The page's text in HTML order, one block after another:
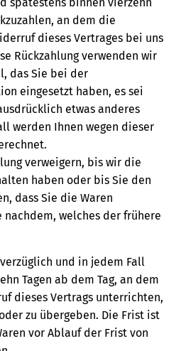
an dem die
dieses Vertrages bei uns
Rückzahlung verwenden wir
das Sie bei der
eingesetzt haben, es sei
etwas anderes
werden Ihnen wegen dieser
verweigern, bis wir die
haben oder bis Sie den
dass Sie die Waren
nachdem, welches der frühere
und in jedem Fall
Tagen ab dem Tag, an dem
dieses Vertrags unterrichten,
zu übergeben. Die Frist ist
vor Ablauf der Frist von